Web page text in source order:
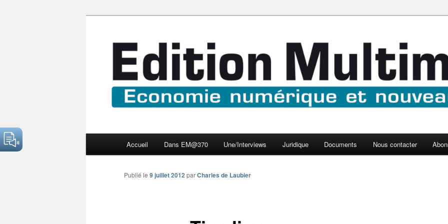
Edition Multimédi@
Accueil Dans EM@370 Une/Interviews Juridique Documents Nous contacter
Publié le 9 juillet 2012parCharles de Laubier